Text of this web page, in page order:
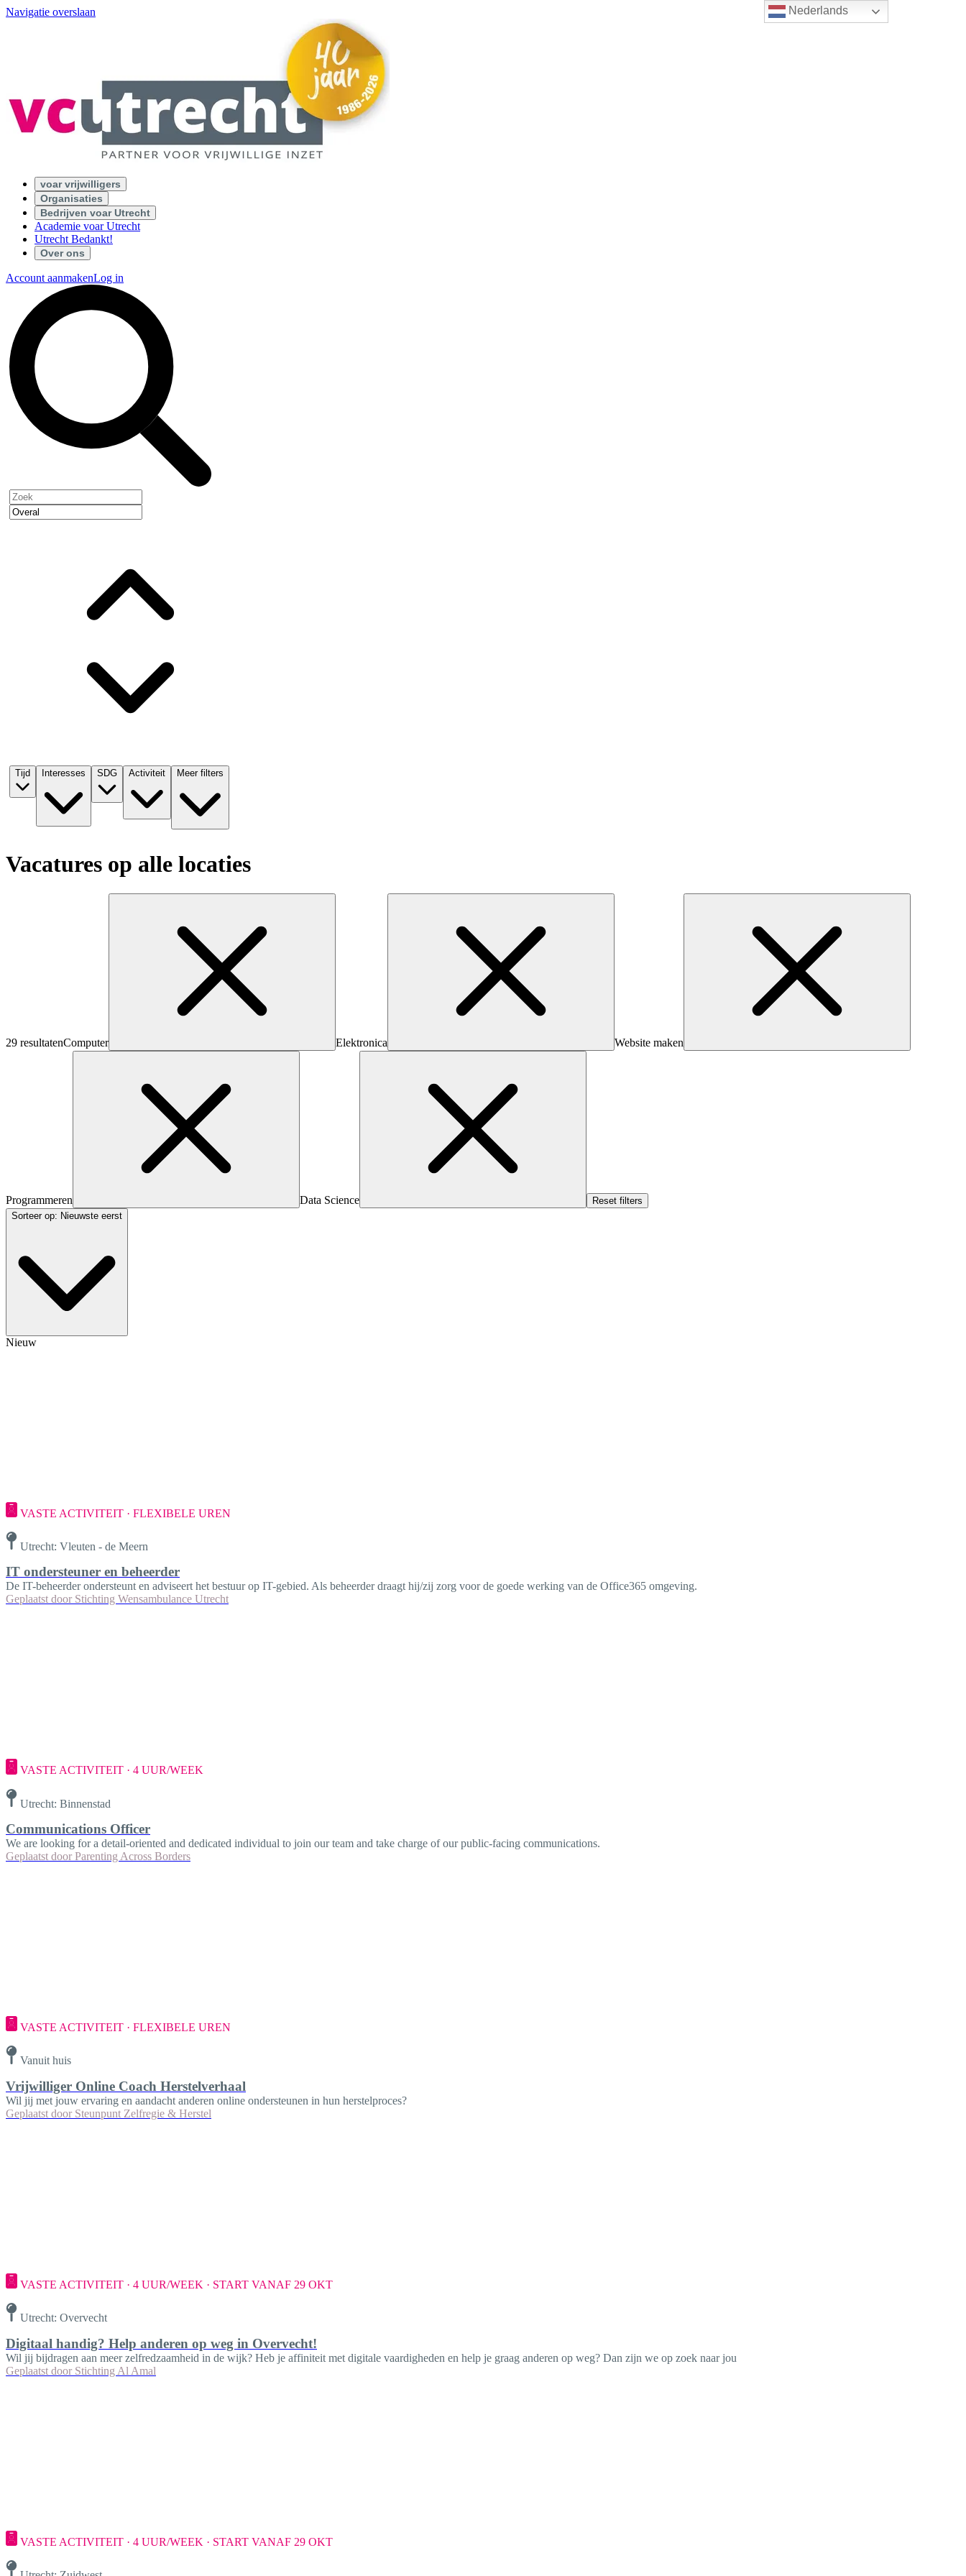
Nederlands
Navigatie overslaan
voar vrijwilligers
Organisaties
Bedrijven voar Utrecht
Academie voar Utrecht
Utrecht Bedankt!
Over ons
Account aanmakenLog in
Tijd Interesses SDG Activiteit Meer filters
Vacatures op alle locaties
29 resultatenComputer Elektronica Website maken
Programmeren Data Science
Reset filters
Sorteer op: Nieuwste eerst
Nieuw
VASTE ACTIVITEIT · FLEXIBELE UREN
Utrecht: Vleuten - de Meern
IT ondersteuner en beheerder
De IT-beheerder ondersteunt en adviseert het bestuur op IT-gebied. Als beheerder draagt hij/zij zorg voor de goede werking van de Office365 omgeving.
Geplaatst door Stichting Wensambulance Utrecht
VASTE ACTIVITEIT · 4 UUR/WEEK
Utrecht: Binnenstad
Communications Officer
We are looking for a detail-oriented and dedicated individual to join our team and take charge of our public-facing communications.
Geplaatst door Parenting Across Borders
VASTE ACTIVITEIT · FLEXIBELE UREN
Vanuit huis
Vrijwilliger Online Coach Herstelverhaal
Wil jij met jouw ervaring en aandacht anderen online ondersteunen in hun herstelproces?
Geplaatst door Steunpunt Zelfregie & Herstel
VASTE ACTIVITEIT · 4 UUR/WEEK · START VANAF 29 OKT
Utrecht: Overvecht
Digitaal handig? Help anderen op weg in Overvecht!
Wil jij bijdragen aan meer zelfredzaamheid in de wijk? Heb je affiniteit met digitale vaardigheden en help je graag anderen op weg? Dan zijn we op zoek naar jou
Geplaatst door Stichting Al Amal
VASTE ACTIVITEIT · 4 UUR/WEEK · START VANAF 29 OKT